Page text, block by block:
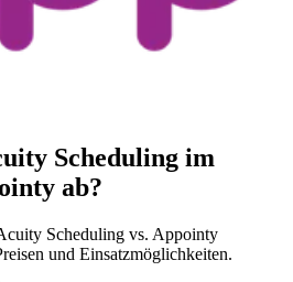
Scheduling im
ab?
Scheduling vs. Appointy
und Einsatzmöglichkeiten.